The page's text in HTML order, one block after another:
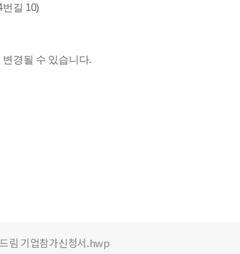
길 10)
경될 수 있습니다.
림 기업참가신청서.hwp